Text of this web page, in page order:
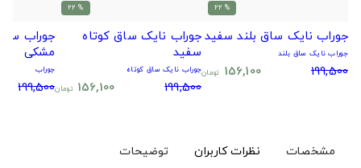
% 22
جوراب نایک ساق بلند سفید
جوراب نایک ساق بلند
199,500
156,100 تومان
% 22
جوراب نایک ساق کوتاه
سفید
جوراب نایک ساق کوتاه
199,500
156,100 تومان
جوراب
مشکی
جوراب
199,500
مشخصات نظرات کاربران توضیحات